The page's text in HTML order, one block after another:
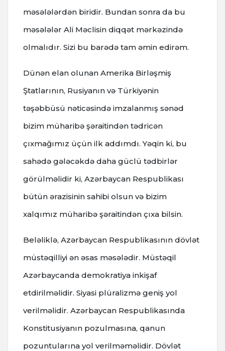
məsələlərdən biridir. Bundan sonra da bu
məsələlər Ali Məclisin diqqət mərkəzində
olmalıdır. Sizi bu barədə tam əmin edirəm.
Dünən elan olunan Amerika Birləşmiş
Ştatlarının, Rusiyanın və Türkiyənin
təşəbbüsü nəticəsində imzalanmış sənəd
bizim müharibə şəraitindən tədricən
çıxmağımız üçün ilk addımdı. Yəqin ki, bu
sahədə gələcəkdə daha güclü tədbirlər
görülməlidir ki, Azərbaycan Respublikası
bütün ərazisinin sahibi olsun və bizim
xalqımız müharibə şəraitindən çıxa bilsin.
Beləliklə, Azərbaycan Respublikasının dövlət
müstəqilliyi ən əsas məsələdir. Müstəqil
Azərbaycanda demokratiya inkişaf
etdirilməlidir. Siyasi plüralizmə geniş yol
verilməlidir. Azərbaycan Respublikasında
Konstitusiyanın pozulmasına, qanun
pozuntularına yol verilməməlidir. Dövlət